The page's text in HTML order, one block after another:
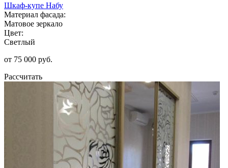
Шкаф-купе Набу
Материал фасада:
Матовое зеркало
Цвет:
Светлый
от 75 000 руб.
Рассчитать